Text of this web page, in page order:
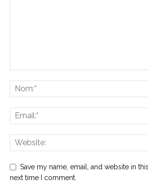
Save my name, email, and website in
next time I comment.